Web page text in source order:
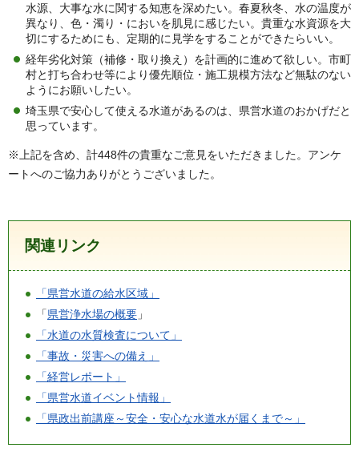
水源、大事な水に関する知恵を深めたい。春夏秋冬、水の温度が
異なり、色・濁り・においを肌見に感じたい。貴重な水資源を大
切にするためにも、定期的に見学をすることができたらいい。
経年劣化対策（補修・取り換え）を計画的に進めて欲しい。市町
村と打ち合わせ等により優先順位・施工規模方法など無駄のない
ようにお願いしたい。
埼玉県で安心して使える水道があるのは、県営水道のおかげだと
思っています。
※上記を含め、計448件の貴重なご意見をいただきました。アンケ
ートへのご協力ありがとうございました。
関連リンク
「県営水道の給水区域」
「県営浄水場の概要 」
「水道の水質検査について」
「事故・災害への備え」
「経営レポート」
「県営水道イベント情報」
「県政出前講座～安全・安心な水道水が届くまで～」